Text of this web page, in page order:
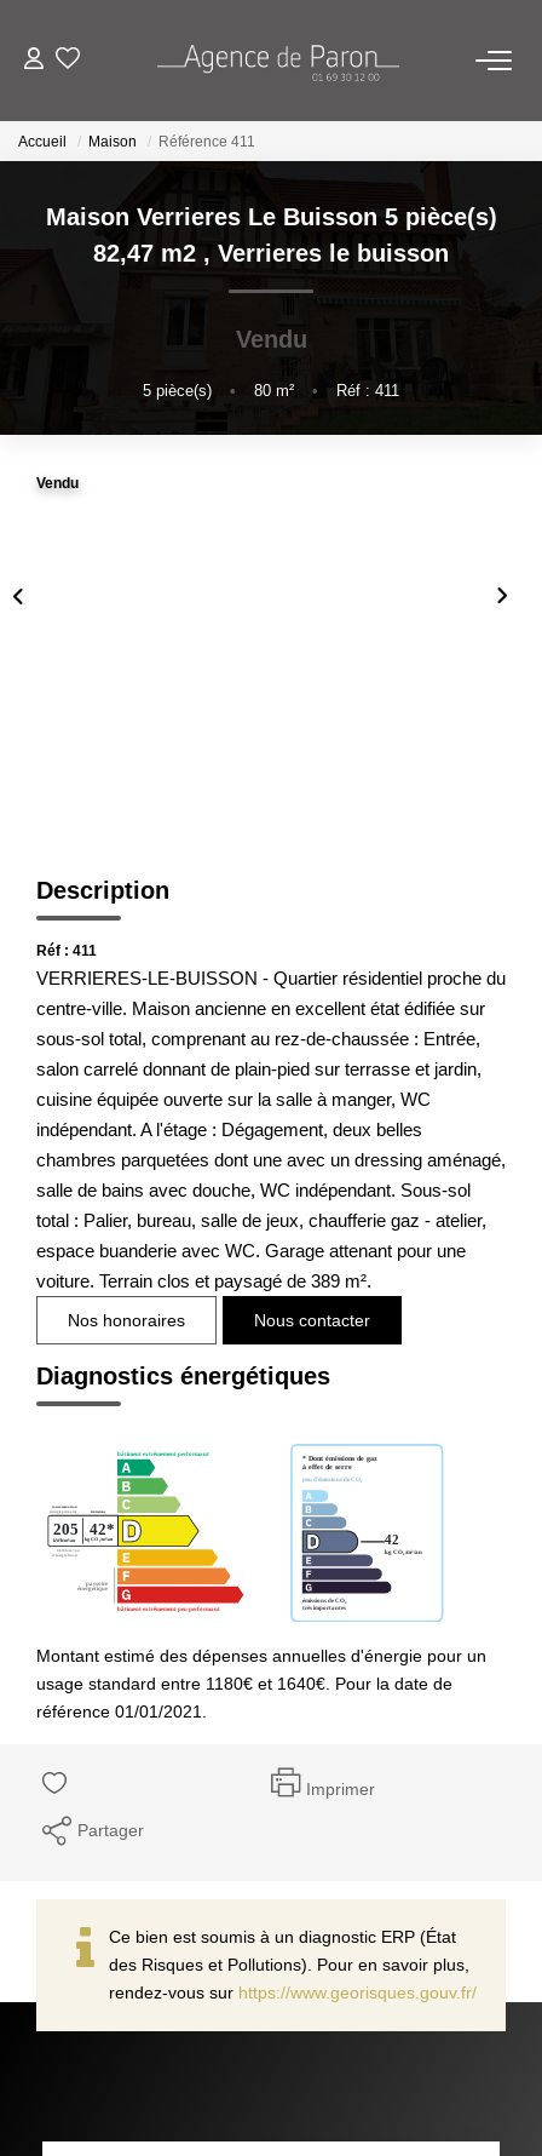
ACHETER
BIENS VENDUS
ESTIMATION
Estimez Votre Bien En Ligne
Demandez Votre Estimation À L'agence
Accueil Maison Référence 411
Maison Verrieres Le Buisson 5 pièce(s)
82,47 m2 , Verrieres le buisson
Vendu
5 pièce(s) • 80 m² • Réf : 411
Vendu
Description
Réf : 411
VERRIERES-LE-BUISSON - Quartier résidentiel proche du
centre-ville. Maison ancienne en excellent état édifiée sur
sous-sol total, comprenant au rez-de-chaussée : Entrée,
salon carrelé donnant de plain-pied sur terrasse et jardin,
cuisine équipée ouverte sur la salle à manger, WC
indépendant. A l'étage : Dégagement, deux belles
chambres parquetées dont une avec un dressing aménagé,
salle de bains avec douche, WC indépendant. Sous-sol
total : Palier, bureau, salle de jeux, chaufferie gaz - atelier,
espace buanderie avec WC. Garage attenant pour une
voiture. Terrain clos et paysagé de 389 m².
Nos honoraires Nous contacter
Diagnostics énergétiques
Montant estimé des dépenses annuelles d'énergie pour un
usage standard entre 1180€ et 1640€. Pour la date de
référence 01/01/2021.
Imprimer
Partager
Ce bien est soumis à un diagnostic ERP (État
des Risques et Pollutions). Pour en savoir plus,
rendez-vous sur https://www.georisques.gouv.fr/